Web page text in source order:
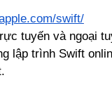
swift/
tuyến và ngoại
lập trình Swift